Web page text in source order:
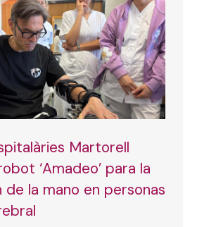
Martorell
‘Amadeo’ para la
de la mano en personas